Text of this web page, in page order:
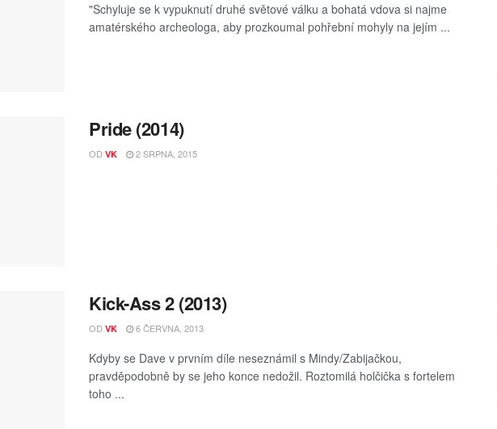
"Schyluje se k vypuknutí druhé světové válku a bohatá vdova si najme
amatérského archeologa, aby prozkoumal pohřební mohyly na jejím ...
Pride (2014)
OD VK 2 SRPNA, 2015
Kick-Ass 2 (2013)
OD VK 6 ČERVNA, 2013
Kdyby se Dave v prvním díle neseznámil s Mindy/Zabijačkou,
pravděpodobně by se jeho konce nedožil. Roztomilá holčička s fortelem
toho ...